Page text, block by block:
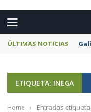
ÚLTIMAS NOTICIAS
ETIQUETA: INEGA
Home › Entradas